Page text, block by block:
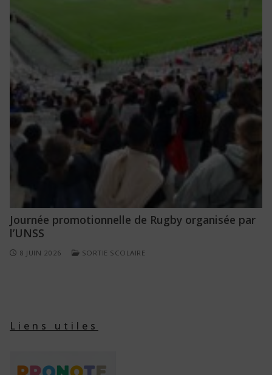
Journée promotionnelle de Rugby organisée par
l’UNSS
8 JUIN 2026 SORTIE SCOLAIRE
Liens utiles